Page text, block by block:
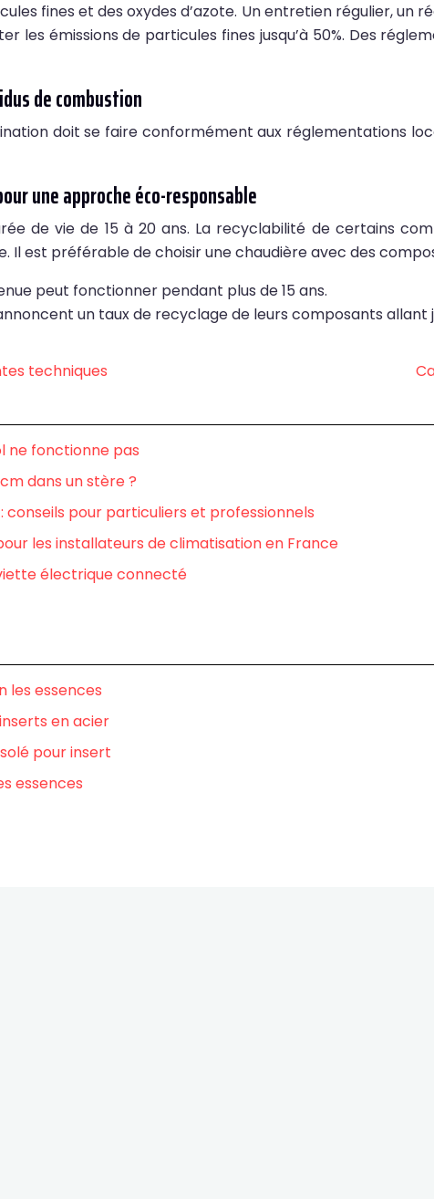
fines et des oxydes d’azote. Un entretien régulier,
les émissions de particules fines jusqu’à 50%. Des
de combustion
doit se faire conformément aux réglementations
une approche éco-responsable
de vie de 15 à 20 ans. La recyclabilité de certains
Il est préférable de choisir une chaudière avec des
peut fonctionner pendant plus de 15 ans.
un taux de recyclage de leurs composants allant
techniques
ne fonctionne pas
dans un stère ?
pour particuliers et professionnels
les installateurs de climatisation en France
électrique connecté
les essences
en acier
pour insert
essences